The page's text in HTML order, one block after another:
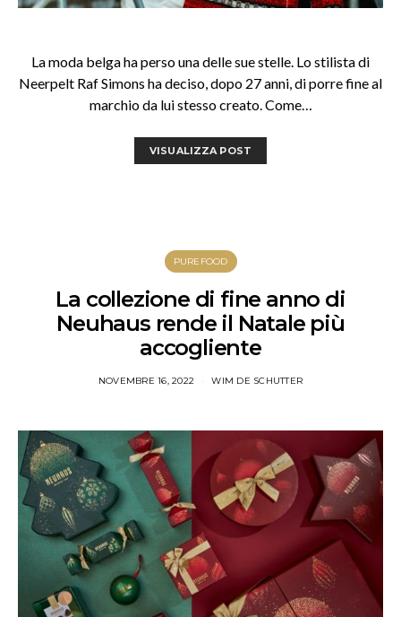
La moda belga ha perso una delle sue stelle. Lo stilista di
Neerpelt Raf Simons ha deciso, dopo 27 anni, di porre fine al
marchio da lui stesso creato. Come…
VISUALIZZA POST
PUREFOOD
La collezione di fine anno di
Neuhaus rende il Natale più
accogliente
NOVEMBRE 16, 2022 WIM DE SCHUTTER